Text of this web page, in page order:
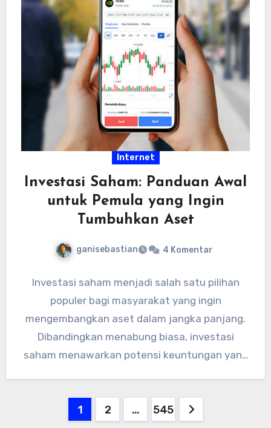
Internet
Investasi Saham: Panduan Awal
untuk Pemula yang Ingin
Tumbuhkan Aset
ganisebastian 4 Komentar
Investasi saham menjadi salah satu pilihan
populer bagi masyarakat yang ingin
mengembangkan aset dalam jangka panjang.
Dibandingkan menabung biasa, investasi
saham menawarkan potensi keuntungan yang
Paginasi
1 2 … 545